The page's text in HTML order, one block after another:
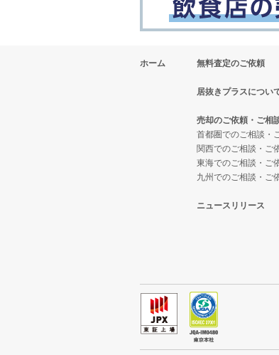
ホーム 無料査定のご依頼
居抜きプラスについ
売却のご依頼・ご相
首都圏でのご相談・
関西でのご相談・ご
東海でのご相談・ご
九州でのご相談・ご
ニュースリリース